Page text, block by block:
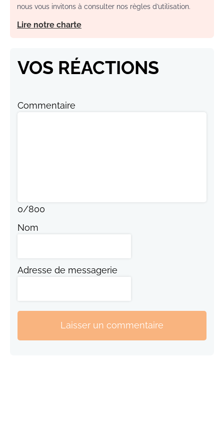
nous vous invitons à consulter nos règles d’utilisation.
Lire notre charte
VOS RÉACTIONS
Commentaire
0/800
Nom
Adresse de messagerie
Laisser un commentaire